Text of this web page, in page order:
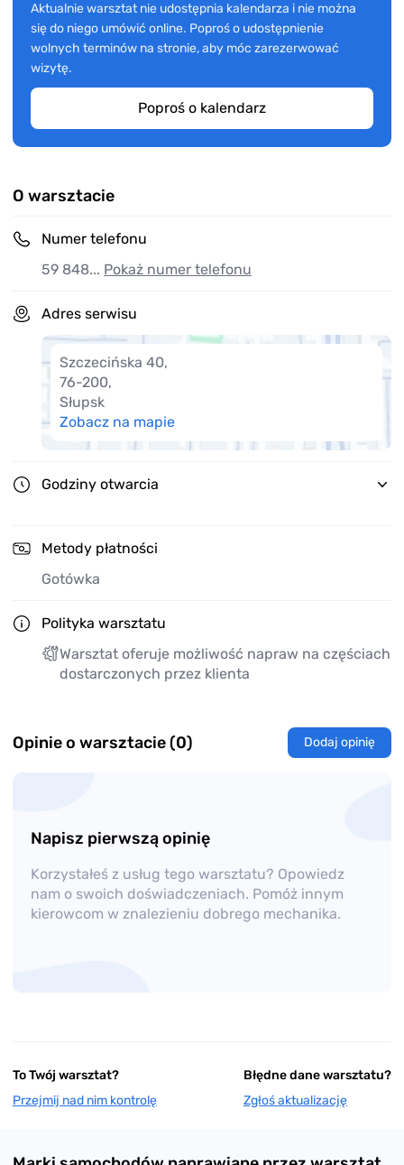
Aktualnie warsztat nie udostępnia kalendarza i nie można
się do niego umówić online. Poproś o udostępnienie
wolnych terminów na stronie, aby móc zarezerwować
wizytę.
Poproś o kalendarz
O warsztacie
Numer telefonu
59 848... Pokaż numer telefonu
Adres serwisu
Szczecińska 40,
76-200,
Słupsk
Zobacz na mapie
Godziny otwarcia
Metody płatności
Gotówka
Polityka warsztatu
Warsztat oferuje możliwość napraw na częściach
dostarczonych przez klienta
Opinie o warsztacie (0) Dodaj opinię
Napisz pierwszą opinię
Korzystałeś z usług tego warsztatu? Opowiedz
nam o swoich doświadczeniach. Pomóż innym
kierowcom w znalezieniu dobrego mechanika.
To Twój warsztat?
Przejmij nad nim kontrolę
Błędne dane warsztatu?
Zgłoś aktualizację